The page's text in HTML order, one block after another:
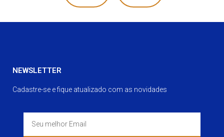
NEWSLETTER
Cadastre-se e fique atualizado com as novidades